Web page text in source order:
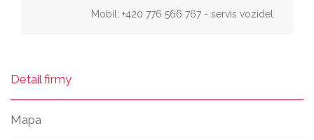
Mobil: +420 776 566 767 - servis vozidel
Detail firmy
Mapa